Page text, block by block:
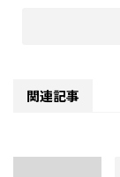
関連記事